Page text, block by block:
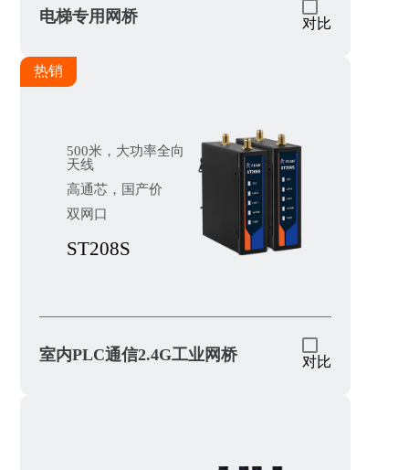
电梯专用网桥 对比
热销
500米，大功率全向
天线
高通芯，国产价
双网口
ST208S
室内PLC通信2.4G工业网桥 对比